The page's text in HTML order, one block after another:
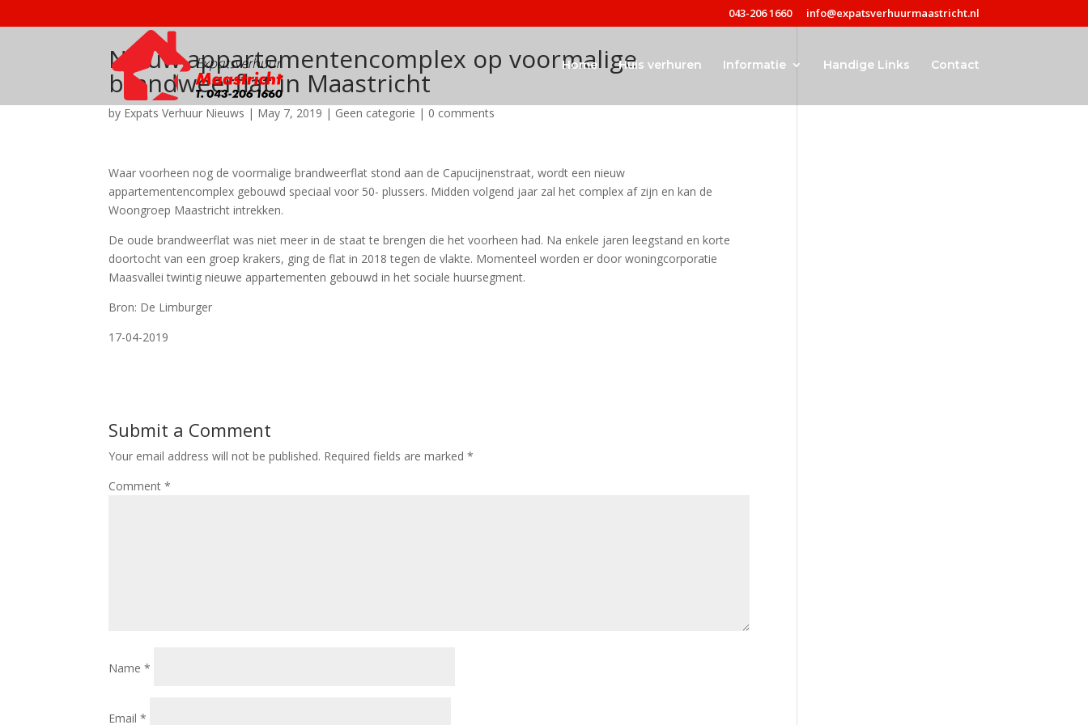
043-206 1660 info@expatsverhuurmaastricht.nl
Home Huis verhuren Informatie Handige Links Contact
Nieuw appartementencomplex op voormalige
brandweerflat in Maastricht
by Expats Verhuur Nieuws | May 7, 2019 | Geen categorie | 0 comments
Waar voorheen nog de voormalige brandweerflat stond aan de Capucijnenstraat, wordt een nieuw
appartementencomplex gebouwd speciaal voor 50- plussers. Midden volgend jaar zal het complex af zijn en kan de
Woongroep Maastricht intrekken.
De oude brandweerflat was niet meer in de staat te brengen die het voorheen had. Na enkele jaren leegstand en korte
doortocht van een groep krakers, ging de flat in 2018 tegen de vlakte. Momenteel worden er door woningcorporatie
Maasvallei twintig nieuwe appartementen gebouwd in het sociale huursegment.
Bron: De Limburger
17-04-2019
Submit a Comment
Your email address will not be published. Required fields are marked*
Comment*
Name*
Email*